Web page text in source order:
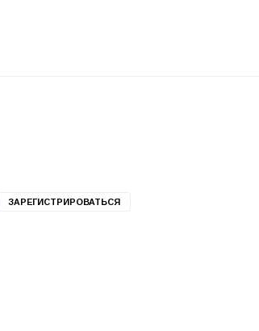
ЗАРЕГИСТРИРОВАТЬСЯ